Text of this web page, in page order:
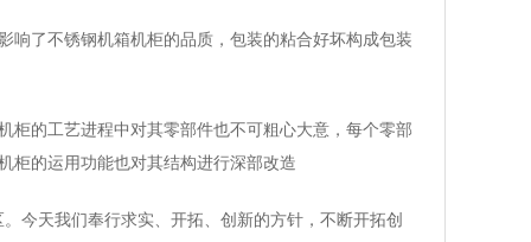
了不锈钢机箱机柜的品质，包装的粘合好坏构成包装
的工艺进程中对其零部件也不可粗心大意，每个零部
柜的运用功能也对其结构进行深部改造
天我们奉行求实、开拓、创新的方针，不断开拓创